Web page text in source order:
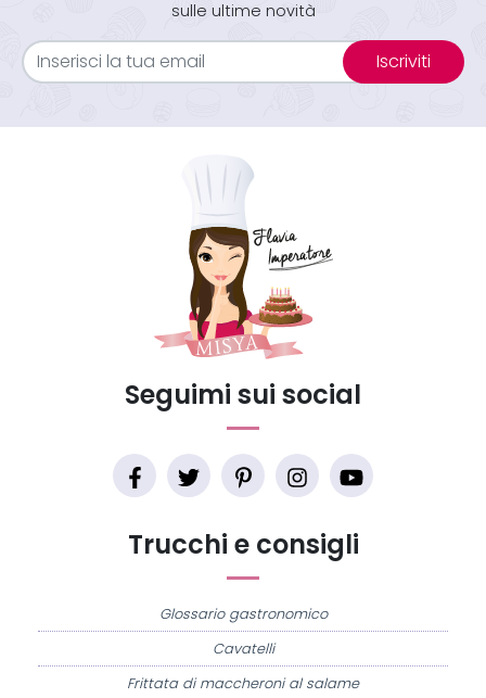
sulle ultime novità
Iscriviti
Trucchi e consigli
Glossario gastronomico
Cavatelli
Frittata di maccheroni al salame
Seguimi sui social